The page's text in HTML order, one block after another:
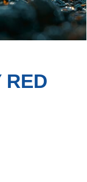
RED